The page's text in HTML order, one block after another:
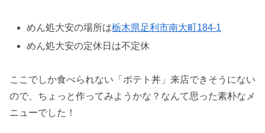
めん処大安の場所は栃木県足利市南大町184-1
めん処大安の定休日は不定休
ここでしか食べられない「ポテト丼」来店できそうにない
ので、ちょっと作ってみようかな？なんて思った素朴なメ
ニューでした！